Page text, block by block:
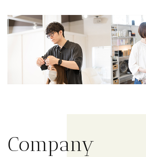
Company